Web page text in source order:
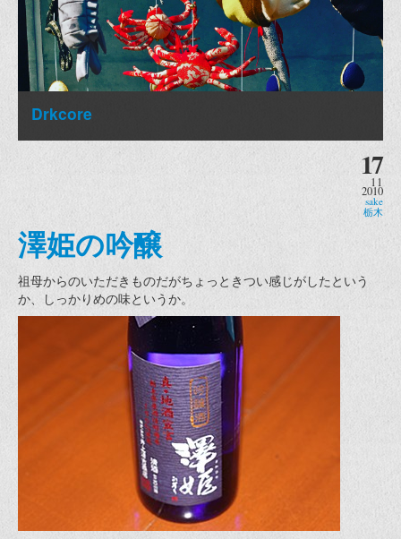
Drkcore
17
11
2010
sake
栃木
澤姫の吟醸
祖母からのいただきものだがちょっときつい感じがしたという
か、しっかりめの味というか。